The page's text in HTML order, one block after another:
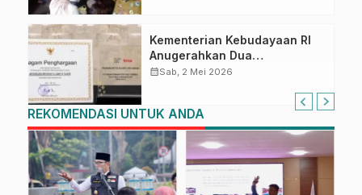
Kementerian Kebudayaan RI
Anugerahkan Dua
Penghargaan untuk Anjungan
calendar_monthSab, 2 Mei 2026
REKOMENDASI UNTUK ANDA